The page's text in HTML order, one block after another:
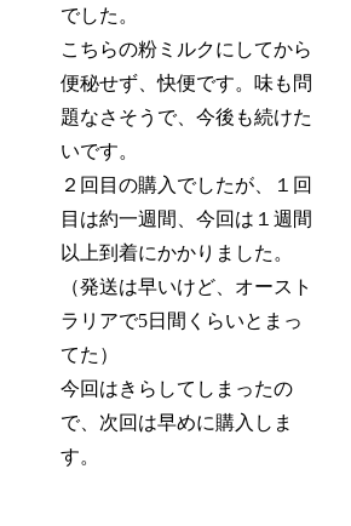
でした。
こちらの粉ミルクにしてから
便秘せず、快便です。味も問
題なさそうで、今後も続けた
いです。
２回目の購入でしたが、１回
目は約一週間、今回は１週間
以上到着にかかりました。
（発送は早いけど、オースト
ラリアで5日間くらいとまっ
てた）
今回はきらしてしまったの
で、次回は早めに購入しま
す。